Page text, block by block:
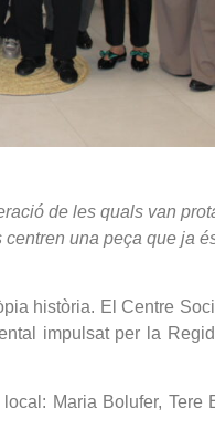
de les quals van
una peça que ja
història. El Centre
impulsat per la
Maria Bolufer, Tere